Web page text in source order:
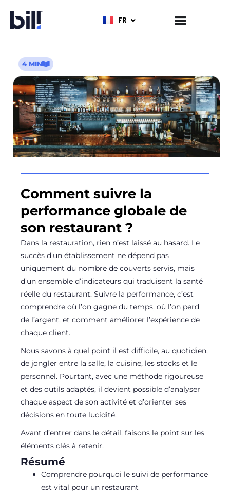
FR
EN
4 MIN
Comment suivre la
performance globale de
son restaurant ?
Dans la restauration, rien n’est laissé au hasard. Le
succès d’un établissement ne dépend pas
uniquement du nombre de couverts servis, mais
d’un ensemble d’indicateurs qui traduisent la santé
réelle du restaurant. Suivre la performance, c’est
comprendre où l’on gagne du temps, où l’on perd
de l’argent, et comment améliorer l’expérience de
chaque client.
Nous savons à quel point il est difficile, au quotidien,
de jongler entre la salle, la cuisine, les stocks et le
personnel. Pourtant, avec une méthode rigoureuse
et des outils adaptés, il devient possible d’analyser
chaque aspect de son activité et d’orienter ses
décisions en toute lucidité.
Avant d’entrer dans le détail, faisons le point sur les
éléments clés à retenir.
Résumé
Comprendre pourquoi le suivi de performance
est vital pour un restaurant